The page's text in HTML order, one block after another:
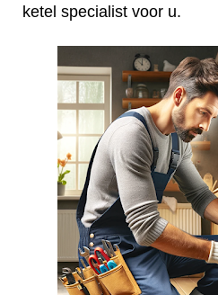
ketel specialist voor u.